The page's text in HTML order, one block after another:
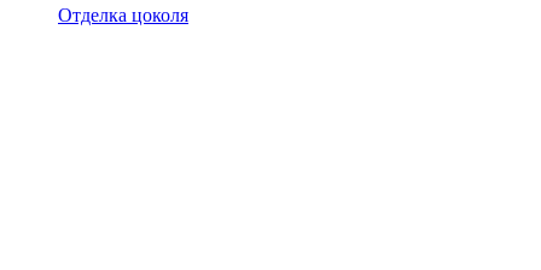
Отделка цоколя